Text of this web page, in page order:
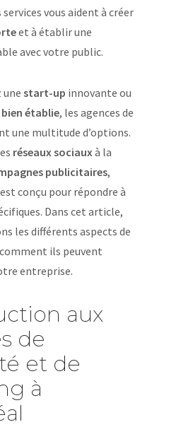
services vous aident à créer
et à établir une
avec votre public.
une start-up innovante ou
établie, les agences de
une multitude d’options.
réseaux sociauxà la
publicitaires,
conçu pour répondre à
Dans cet article,
les différents aspects de
ils peuvent
entreprise.
aux
de
et de
à